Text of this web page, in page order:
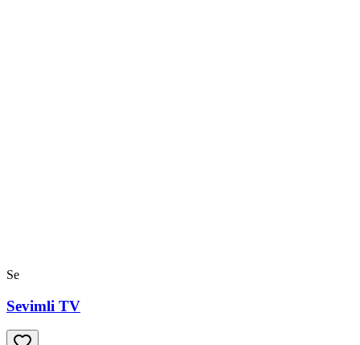
Se
Sevimli TV